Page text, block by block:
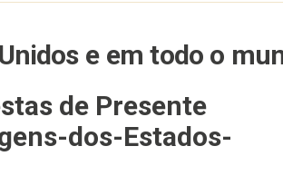
e em todo o
de Presente
dos-Estados-